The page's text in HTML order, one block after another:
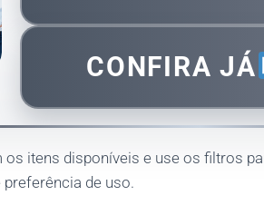
CONFIRA JÁ
itens disponíveis e use os filtros
de uso.